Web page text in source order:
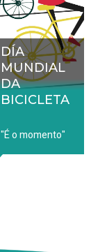
DÍA
MUNDIAL
DA
BICICLETA
"É o momento"